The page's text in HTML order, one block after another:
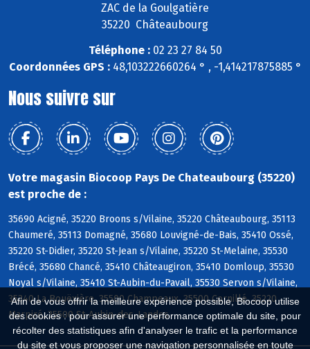
Afin de vous offrir la meilleure expérience possible, Biocoop utilise
des cookies : pour assurer une performance optimale du site, pour
récolter des statistiques afin d'analyser le trafic et la performance
du site et vous proposer une navigation personnalisée en toute
ZAC de la Goulgatière
35220 Châteaubourg
Téléphone :02 23 27 84 50
Coordonnées GPS :48,103222660264 ° , -1,414217875885 °
Nous suivre sur
Votre magasin Biocoop Pays De Chateaubourg (35220)
est proche de :
35690 Acigné, 35220 Broons s/Vilaine, 35220 Châteaubourg, 35113
Chaumeré, 35113 Domagné, 35680 Louvigné-de-Bais, 35410 Ossé,
35220 St-Didier, 35220 St-Jean s/Vilaine, 35220 St-Melaine, 35530
Brécé, 35680 Chancé, 35410 Châteaugiron, 35410 Domloup, 35530
Noyal s/Vilaine, 35410 St-Aubin-du-Pavail, 35530 Servon s/Vilaine,
35340 La Bouëxière, 35500 Champeaux, 35500 Cornillé, 35220
Marpiré, 35500 St-Aubin-des-Landes